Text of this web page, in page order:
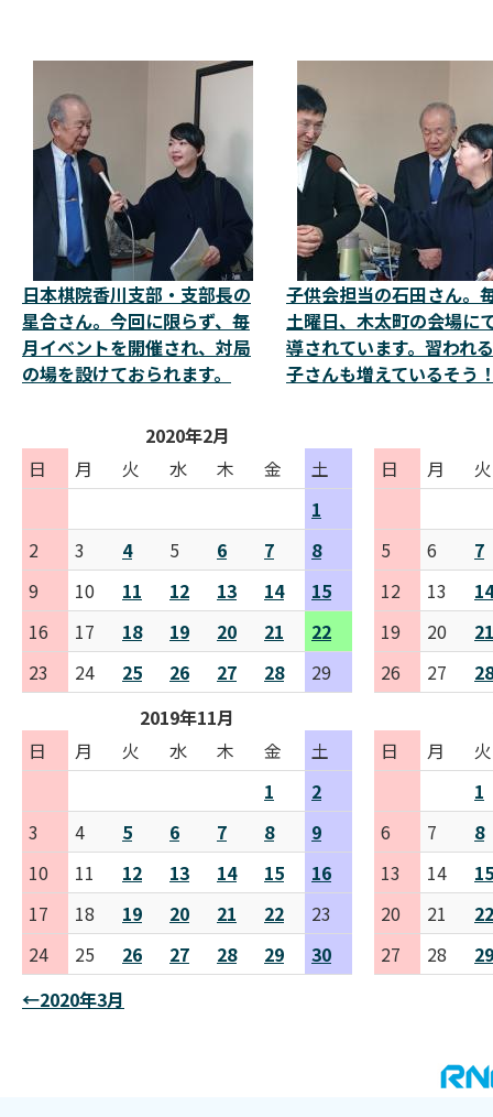
日本棋院香川支部・支部長の
星合さん。今回に限らず、毎
月イベントを開催され、対局
の場を設けておられます。
子供会担当の石田さん。
土曜日、木太町の会場に
導されています。習われ
子さんも増えているそう
2020年2月
日
月 火 水 木 金
土
1
2
3 4 5 6 7
8
9
10 11 12 13 14
15
16
17 18 19 20 21
22
23
24 25 26 27 28 29
日 月 火
5 6
7
12
13
14
19
20
21
26
27
28
2019年11月
日
月 火 水 木 金
土
1
2
3
4 5 6 7 8
9
10
11 12 13 14 15
16
17
18 19 20 21 22
23
24
25 26 27 28 29 30
日
月
火
1
6
7
8
13
14
15
20
21
22
27
28
29
←2020年3月